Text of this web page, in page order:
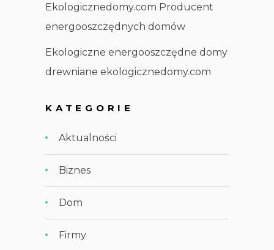
Ekologicznedomy.com Producent
energooszczędnych domów
Ekologiczne energooszczędne domy
drewniane ekologicznedomy.com
KATEGORIE
Aktualności
Biznes
Dom
Firmy